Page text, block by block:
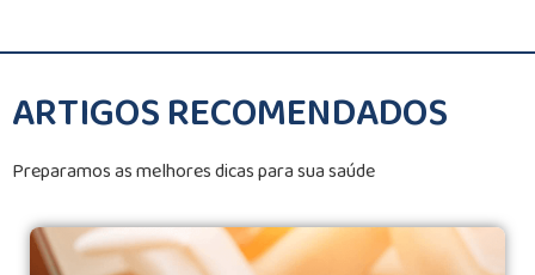
ARTIGOS RECOMENDADOS
Preparamos as melhores dicas para sua saúde